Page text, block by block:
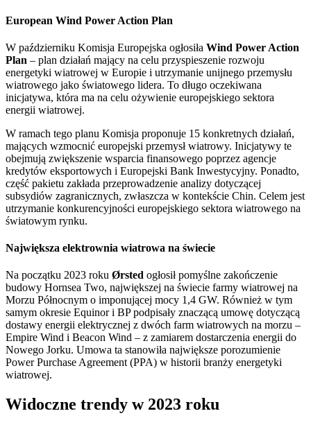
European Wind Power Action Plan
W październiku Komisja Europejska ogłosiła Wind Power Action
Plan – plan działań mający na celu przyspieszenie rozwoju
energetyki wiatrowej w Europie i utrzymanie unijnego przemysłu
wiatrowego jako światowego lidera. To długo oczekiwana
inicjatywa, która ma na celu ożywienie europejskiego sektora
energii wiatrowej.
W ramach tego planu Komisja proponuje 15 konkretnych działań,
mających wzmocnić europejski przemysł wiatrowy. Inicjatywy te
obejmują zwiększenie wsparcia finansowego poprzez agencje
kredytów eksportowych i Europejski Bank Inwestycyjny. Ponadto,
część pakietu zakłada przeprowadzenie analizy dotyczącej
subsydiów zagranicznych, zwłaszcza w kontekście Chin. Celem jest
utrzymanie konkurencyjności europejskiego sektora wiatrowego na
światowym rynku.
Największa elektrownia wiatrowa na świecie
Na początku 2023 roku Ørsted ogłosił pomyślne zakończenie
budowy Hornsea Two, największej na świecie farmy wiatrowej na
Morzu Północnym o imponującej mocy 1,4 GW. Również w tym
samym okresie Equinor i BP podpisały znaczącą umowę dotyczącą
dostawy energii elektrycznej z dwóch farm wiatrowych na morzu –
Empire Wind i Beacon Wind – z zamiarem dostarczenia energii do
Nowego Jorku. Umowa ta stanowiła największe porozumienie
Power Purchase Agreement (PPA) w historii branży energetyki
wiatrowej.
Widoczne trendy w 2023 roku